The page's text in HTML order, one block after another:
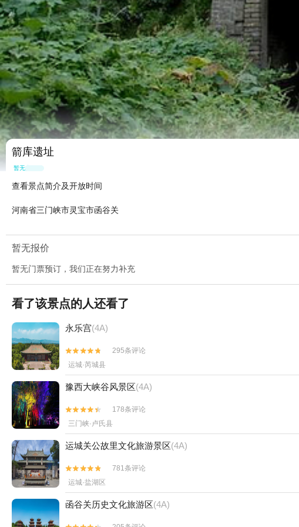
箭库遗址
暂无点评
查看景点简介及开放时间
河南省三门峡市灵宝市函谷关
暂无报价
暂无门票预订，我们正在努力补充
看了该景点的人还看了
永乐宫(4A)


295条评论
运城·芮城县
豫西大峡谷风景区(4A)


178条评论
三门峡·卢氏县
运城关公故里文化旅游景区(4A)


781条评论
运城·盐湖区
函谷关历史文化旅游区(4A)